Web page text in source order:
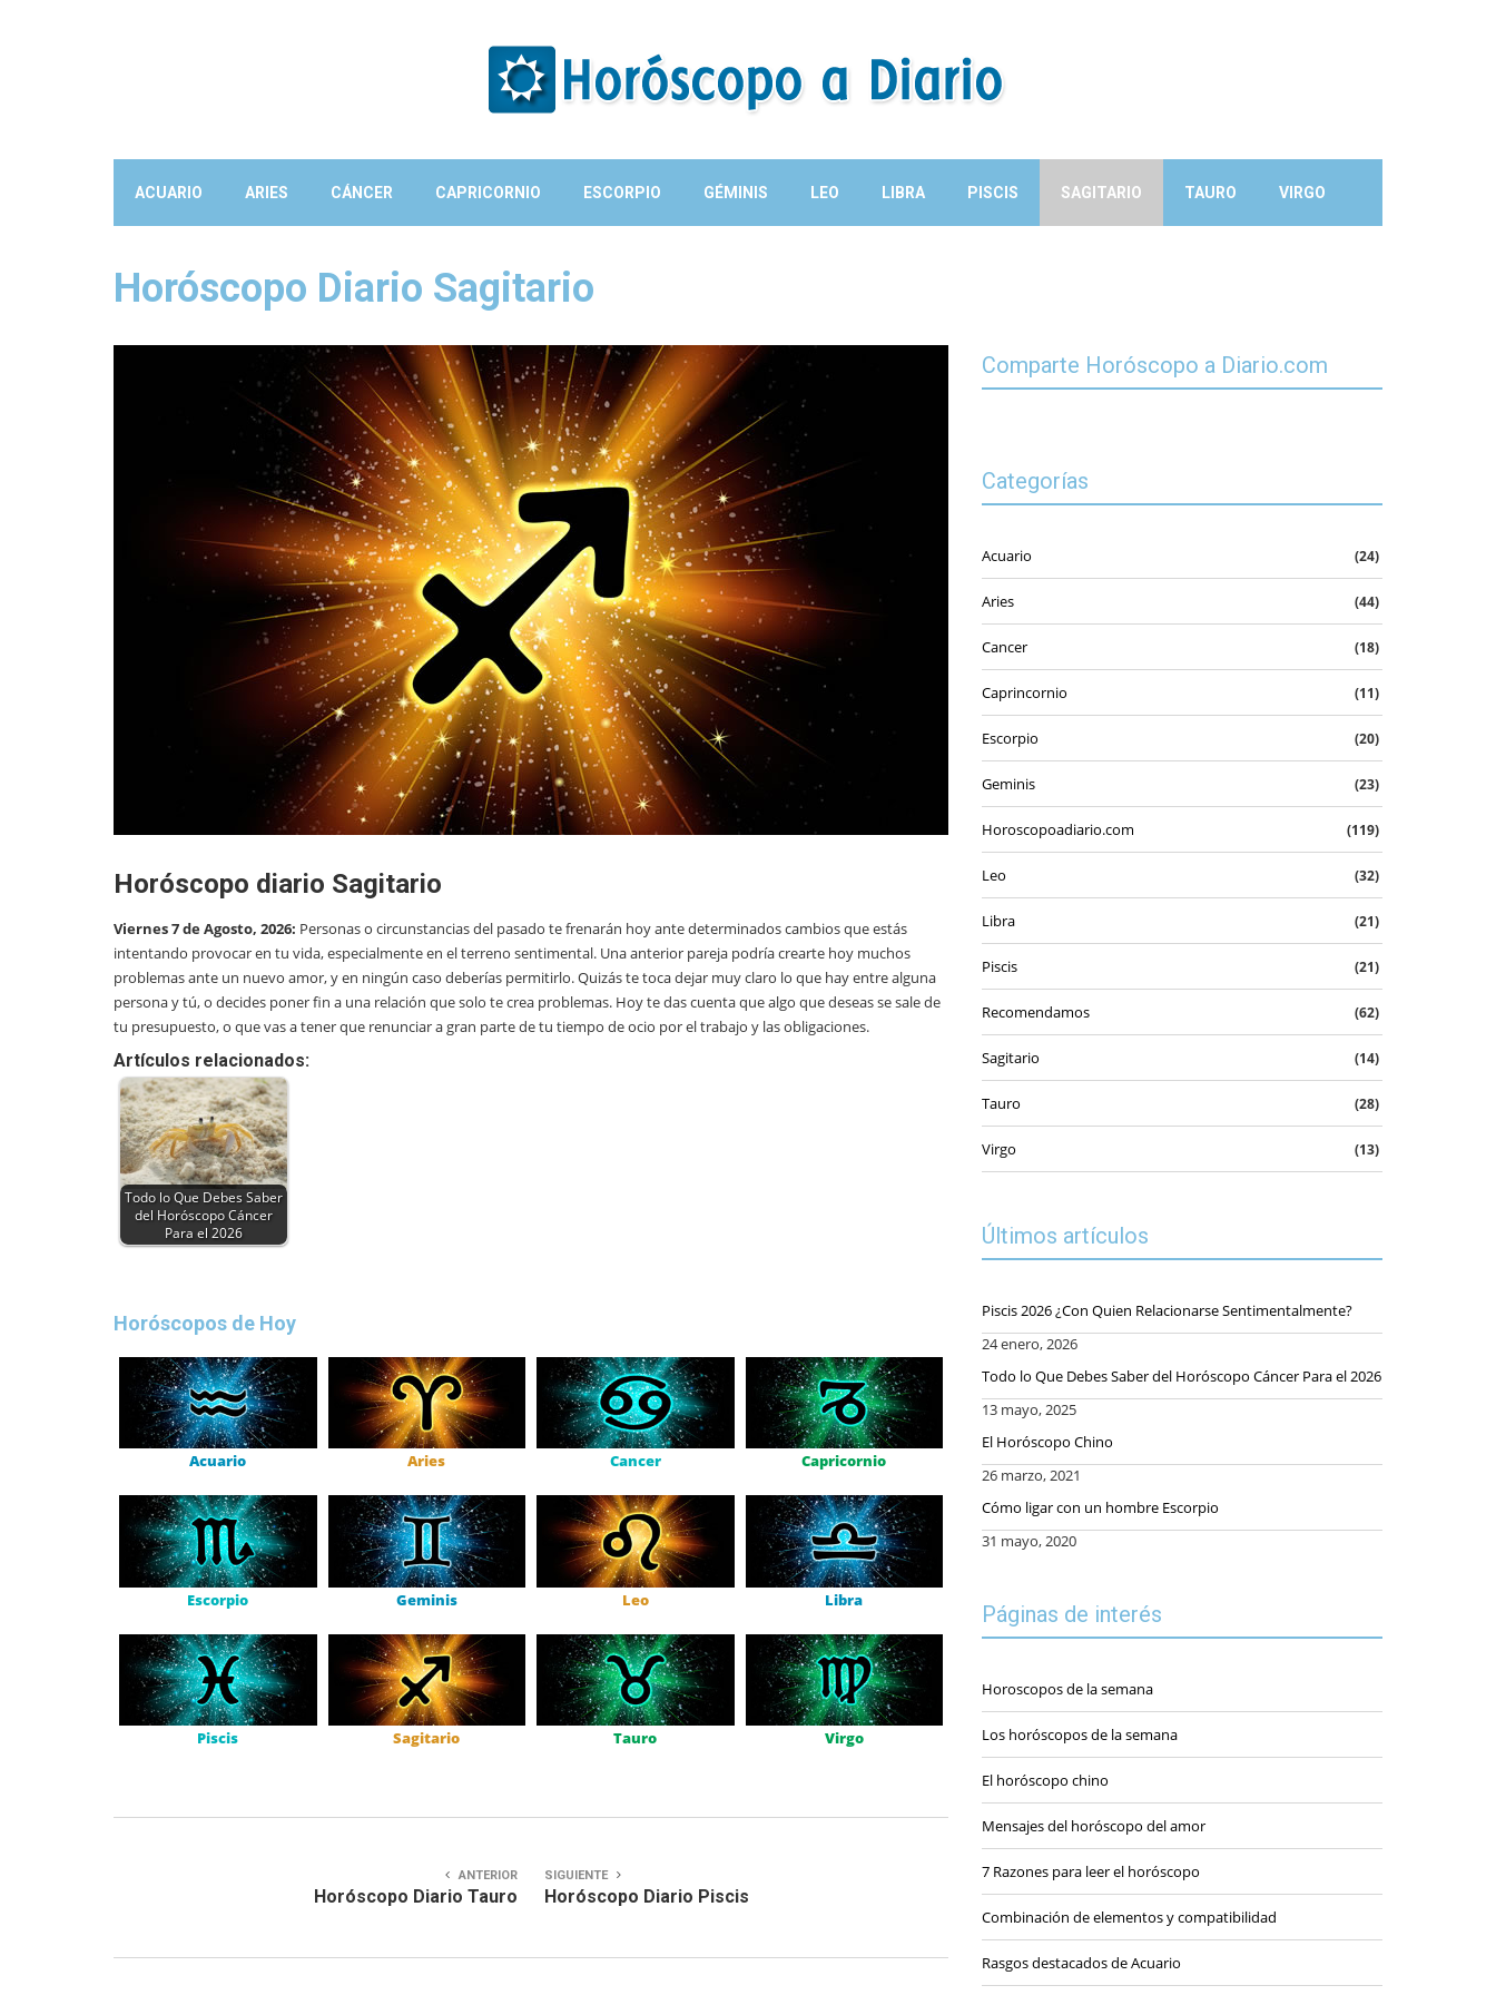
ACUARIO ARIES CÁNCER CAPRICORNIO ESCORPIO GÉMINIS LEO LIBRA PISCIS SAGITARIO TAURO VIRGO
Horóscopo Diario Sagitario
Horóscopo diario Sagitario
Viernes 7 de Agosto, 2026: Personas o circunstancias del pasado te frenarán hoy ante determinados cambios que estás
intentando provocar en tu vida, especialmente en el terreno sentimental. Una anterior pareja podría crearte hoy muchos
problemas ante un nuevo amor, y en ningún caso deberías permitirlo. Quizás te toca dejar muy claro lo que hay entre alguna
persona y tú, o decides poner fin a una relación que solo te crea problemas. Hoy te das cuenta que algo que deseas se sale de
tu presupuesto, o que vas a tener que renunciar a gran parte de tu tiempo de ocio por el trabajo y las obligaciones.
Artículos relacionados:
Todo lo Que Debes Saber
del Horóscopo Cáncer
Para el 2026
Horóscopos de Hoy
Acuario Aries Cancer Capricornio
Escorpio Geminis Leo Libra
Piscis Sagitario Tauro Virgo
ANTERIOR
Horóscopo Diario Tauro
SIGUIENTE
Horóscopo Diario Piscis
Comparte Horóscopo a Diario.com
Categorías
Acuario (24)
Aries (44)
Cancer (18)
Caprincornio (11)
Escorpio (20)
Geminis (23)
Horoscopoadiario.com (119)
Leo (32)
Libra (21)
Piscis (21)
Recomendamos (62)
Sagitario (14)
Tauro (28)
Virgo (13)
Últimos artículos
Piscis 2026 ¿Con Quien Relacionarse Sentimentalmente?
24 enero, 2026
Todo lo Que Debes Saber del Horóscopo Cáncer Para el 2026
13 mayo, 2025
El Horóscopo Chino
26 marzo, 2021
Cómo ligar con un hombre Escorpio
31 mayo, 2020
Páginas de interés
Horoscopos de la semana
Los horóscopos de la semana
El horóscopo chino
Mensajes del horóscopo del amor
7 Razones para leer el horóscopo
Combinación de elementos y compatibilidad
Rasgos destacados de Acuario